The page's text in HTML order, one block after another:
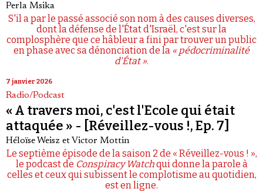
Perla Msika
S'il a par le passé associé son nom à des causes diverses,
dont la défense de l'État d'Israël, c'est sur la
complosphère que ce hâbleur a fini par trouver un public
en phase avec sa dénonciation de la « pédocriminalité
d'État ».
7 janvier 2026
Radio/Podcast
« A travers moi, c'est l'Ecole qui était
attaquée » - [Réveillez-vous !, Ep. 7]
Héloïse Weisz et Victor Mottin
Le septième épisode de la saison 2 de « Réveillez-vous ! »,
le podcast de Conspiracy Watchqui donne la parole à
celles et ceux qui subissent le complotisme au quotidien,
est en ligne.